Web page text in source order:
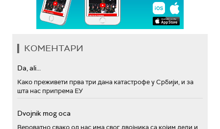
КОМЕНТАРИ
Da, ali...
Како преживети прва три дана катастрофе у Србији, и за
шта нас припрема ЕУ
Dvojnik mog oca
Вероватно свако од нас има свог двојника са којим дели и